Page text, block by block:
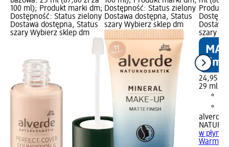
100 ml); Produkt marki dm;
Dostępność: Status zielony
Dostawa dostępna, Status
szary Wybierz sklep dm
Dostępność: Status zielony
Dostawa dostępna, Status
szary Wybierz sklep dm
Produkt
szary
24,95 zł
29 ml
alverde
w
Warm